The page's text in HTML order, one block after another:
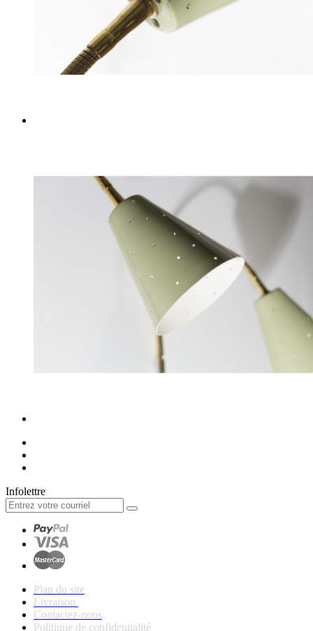
Infolettre
Plan du site
Livraison
Contactez-nous
Politique de confidentialité